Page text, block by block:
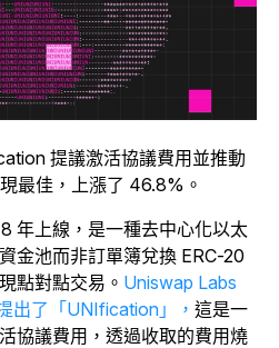
提議激活協議費用並推動
最佳，上漲了 46.8%。
年上線，是一種去中心化以太
金池而非訂單簿兌換 ERC-20
點對點交易。 Uniswap Labs
出了「UNIfication」， 這是一
協議費用，透過收取的費用燒